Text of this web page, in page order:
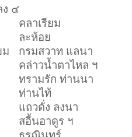
ง ๔
คลาเรียม
ละห้อย
ม
กรมสวาท แลนา
คล่าวน้ำตาไหล ฯ
ทรามรัก ท่านนา
ท่านไท้
แถวดั่ง ลงนา
สอื้นอาดูร ฯ